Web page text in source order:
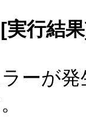
[実行結
ーが